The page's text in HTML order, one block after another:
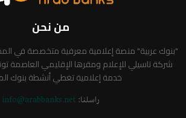
من نحن
"بنوك عربية" منصة إعلامية معرفية متخصصة في
شركة تاسيلي للإعلام ومقرها الإقليمي العاصمة
خدمة إعلامية تغطي أنشطة بنوك
راسلنا: info@arabbanks.net